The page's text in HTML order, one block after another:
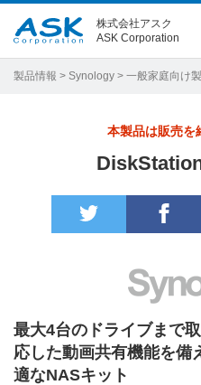
株式会社アスク
ASK Corporation
製品情報 > Synology > 一般家庭向け
本製品は販売を
最大4台のドライブまで
応した動画共有機能を備
適なNASキット